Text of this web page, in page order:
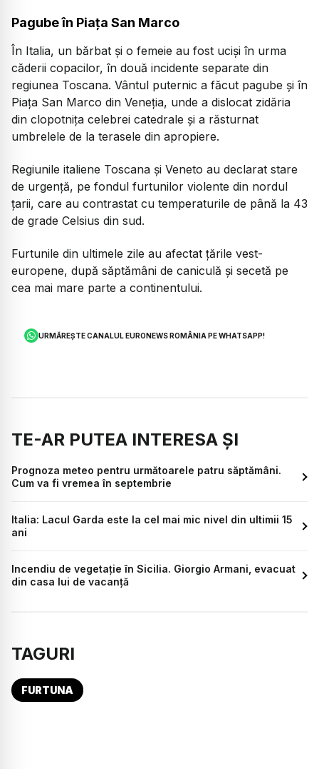
Pagube în Piața San Marco
În Italia, un bărbat și o femeie au fost uciși în urma
căderii copacilor, în două incidente separate din
regiunea Toscana. Vântul puternic a făcut pagube și în
Piața San Marco din Veneția, unde a dislocat zidăria
din clopotnița celebrei catedrale și a răsturnat
umbrelele de la terasele din apropiere.
Regiunile italiene Toscana și Veneto au declarat stare
de urgență, pe fondul furtunilor violente din nordul
țarii, care au contrastat cu temperaturile de până la 43
de grade Celsius din sud.
Furtunile din ultimele zile au afectat țările vest-
europene, după săptămâni de caniculă și secetă pe
cea mai mare parte a continentului.
URMĂREȘTE CANALUL EURONEWS ROMÂNIA PE WHATSAPP!
TE-AR PUTEA INTERESA ȘI
Prognoza meteo pentru următoarele patru săptămâni.
Cum va fi vremea în septembrie
Italia: Lacul Garda este la cel mai mic nivel din ultimii 15
ani
Incendiu de vegetație în Sicilia. Giorgio Armani, evacuat
din casa lui de vacanță
TAGURI
FURTUNA